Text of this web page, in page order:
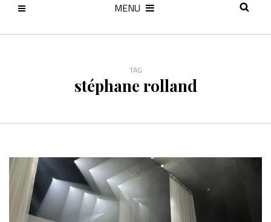
MENU
TAG
stéphane rolland